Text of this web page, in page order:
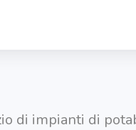
di impianti di